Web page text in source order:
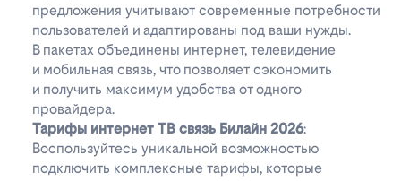
предложения учитывают современные потребности
пользователей и адаптированы под ваши нужды.
В пакетах объединены интернет, телевидение
и мобильная связь, что позволяет сэкономить
и получить максимум удобства от одного
провайдера.
Тарифы интернет ТВ связь Билайн 2026:
Воспользуйтесь уникальной возможностью
подключить комплексные тарифы, которые